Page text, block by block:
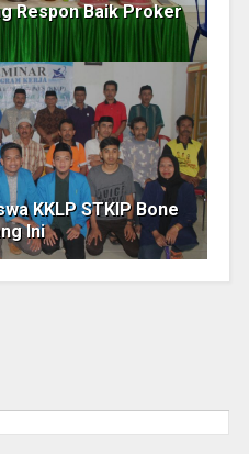
Respon Baik Proker
KKLP STKIP Bone
Ini